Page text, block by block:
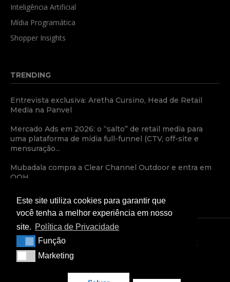
Inteligência Artificial
Mídia Programática
Shopper Insights
TRENDING
Entrevista exclusiva: Aretha Cursino, Head de Retail
Media na Panvel
Mercado Ads em 2026: o “salto” de retail media para
uma plataforma de mídia full-funnel (CTV, off-site e
mensuração...
Mubadala compra a Clear Channel Outdoor e entra em
OOH
TERMOS E CONDIÇÕES
POLÍTICA DE PRIVACIDADE
CONDIÇÕES COMERCIAIS
Copyright © 2024 — Retail Media News
Este site utiliza cookies para garantir que
você tenha a melhor experiência em nosso
site. Política de Privacidade
FunçãoFunção
MarketingMarketing